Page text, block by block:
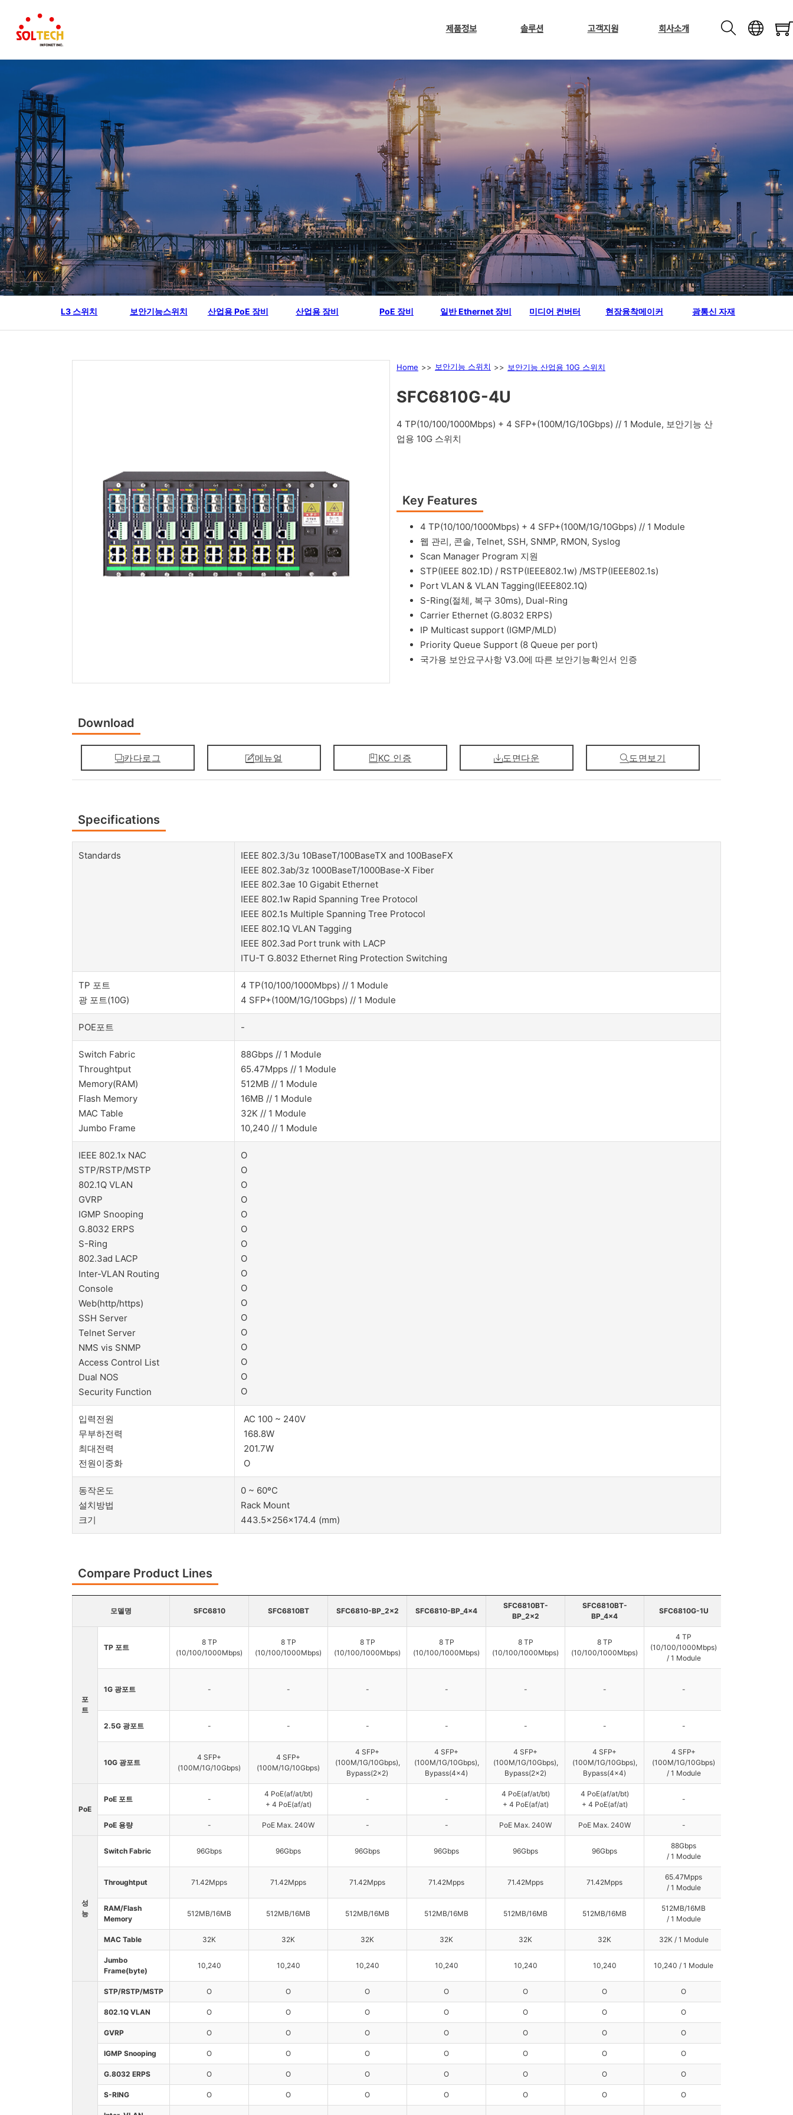
제품정보 솔루션 고객지원 회사소개
L3 스위치 보안기능스위치 산업용 PoE 장비 산업용 장비 PoE 장비 일반 Ethernet 장비 미디어 컨버터 현장융착메이커 광통신 자재
Home >> 보안기능 스위치 >> 보안기능 산업용 10G 스위치
SFC6810G-4U
4 TP(10/100/1000Mbps) + 4 SFP+(100M/1G/10Gbps) // 1 Module, 보안기능 산
업용 10G 스위치
Key Features
4 TP(10/100/1000Mbps) + 4 SFP+(100M/1G/10Gbps) // 1 Module
웹 관리, 콘솔, Telnet, SSH, SNMP, RMON, Syslog
Scan Manager Program 지원
STP(IEEE 802.1D) / RSTP(IEEE802.1w) /MSTP(IEEE802.1s)
Port VLAN & VLAN Tagging(IEEE802.1Q)
S-Ring(절체, 복구 30ms), Dual-Ring
Carrier Ethernet (G.8032 ERPS)
IP Multicast support (IGMP/MLD)
Priority Queue Support (8 Queue per port)
국가용 보안요구사항 V3.0에 따른 보안기능확인서 인증
Download
카다로그 메뉴얼 KC 인증 도면다운 도면보기
Specifications
Standards
IEEE 802.3/3u 10BaseT/100BaseTX and 100BaseFX
IEEE 802.3ab/3z 1000BaseT/1000Base-X Fiber
IEEE 802.3ae 10 Gigabit Ethernet
IEEE 802.1w Rapid Spanning Tree Protocol
IEEE 802.1s Multiple Spanning Tree Protocol
IEEE 802.1Q VLAN Tagging
IEEE 802.3ad Port trunk with LACP
ITU-T G.8032 Ethernet Ring Protection Switching
TP 포트
광 포트(10G)
4 TP(10/100/1000Mbps) // 1 Module
4 SFP+(100M/1G/10Gbps) // 1 Module
POE포트 -
Switch Fabric
Throughtput
Memory(RAM)
Flash Memory
MAC Table
Jumbo Frame
88Gbps // 1 Module
65.47Mpps // 1 Module
512MB // 1 Module
16MB // 1 Module
32K // 1 Module
10,240 // 1 Module
IEEE 802.1x NAC
STP/RSTP/MSTP
802.1Q VLAN
GVRP
IGMP Snooping
G.8032 ERPS
S-Ring
802.3ad LACP
Inter-VLAN Routing
Console
Web(http/https)
SSH Server
Telnet Server
NMS vis SNMP
Access Control List
Dual NOS
Security Function
O
O
O
O
O
O
O
O
O
O
O
O
O
O
O
O
O
입력전원
무부하전력
최대전력
전원이중화
AC 100 ~ 240V
168.8W
201.7W
O
동작온도
설치방법
크기
0 ~ 60ºC
Rack Mount
443.5x256x174.4 (mm)
Compare Product Lines
모델명 SFC6810 SFC6810BT SFC6810-BP_2x2 SFC6810-BP_4x4
SFC6810BT-
BP_2x2
SFC6810BT-
BP_4x4
SFC6810G-1U
포
트
TP 포트
8 TP
(10/100/1000Mbps)
8 TP
(10/100/1000Mbps)
8 TP
(10/100/1000Mbps)
8 TP
(10/100/1000Mbps)
8 TP
(10/100/1000Mbps)
8 TP
(10/100/1000Mbps)
4 TP
(10/100/1000Mbps)
/ 1 Module
1G 광포트 - - - - - - -
2.5G 광포트 - - - - - - -
10G 광포트
4 SFP+
(100M/1G/10Gbps)
4 SFP+
(100M/1G/10Gbps)
4 SFP+
(100M/1G/10Gbps),
Bypass(2x2)
4 SFP+
(100M/1G/10Gbps),
Bypass(4x4)
4 SFP+
(100M/1G/10Gbps),
Bypass(2x2)
4 SFP+
(100M/1G/10Gbps),
Bypass(4x4)
4 SFP+
(100M/1G/10Gbps)
/ 1 Module
PoE
PoE 포트 -
4 PoE(af/at/bt)
+ 4 PoE(af/at)
- -
4 PoE(af/at/bt)
+ 4 PoE(af/at)
4 PoE(af/at/bt)
+ 4 PoE(af/at)
-
PoE 용량 - PoE Max. 240W - - PoE Max. 240W PoE Max. 240W -
성
능
Switch Fabric 96Gbps 96Gbps 96Gbps 96Gbps 96Gbps 96Gbps
88Gbps
/ 1 Module
Throughtput 71.42Mpps 71.42Mpps 71.42Mpps 71.42Mpps 71.42Mpps 71.42Mpps
65.47Mpps
/ 1 Module
RAM/Flash
Memory
512MB/16MB 512MB/16MB 512MB/16MB 512MB/16MB 512MB/16MB 512MB/16MB
512MB/16MB
/ 1 Module
MAC Table 32K 32K 32K 32K 32K 32K 32K / 1 Module
Jumbo
Frame(byte)
10,240 10,240 10,240 10,240 10,240 10,240 10,240 / 1 Module
STP/RSTP/MSTP O O O O O O O
802.1Q VLAN O O O O O O O
GVRP O O O O O O O
IGMP Snooping O O O O O O O
G.8032 ERPS O O O O O O O
S-RING O O O O O O O